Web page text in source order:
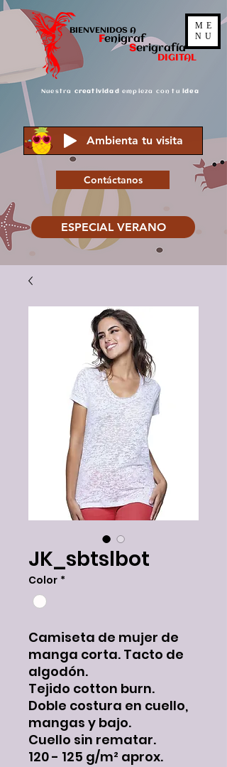
BIENVENIDOS A
Fenigraf
Serigrafía
DIGITAL
Nuestra creatividad empieza con tu idea
Ambienta tu visita
Contáctanos
ESPECIAL VERANO
ME
NU
JK_sbtslbot
Color *
Camiseta de mujer de
manga corta. Tacto de
algodón.
Tejido cotton burn.
Doble costura en cuello,
mangas y bajo.
Cuello sin rematar.
120 - 125 g/m² aprox.